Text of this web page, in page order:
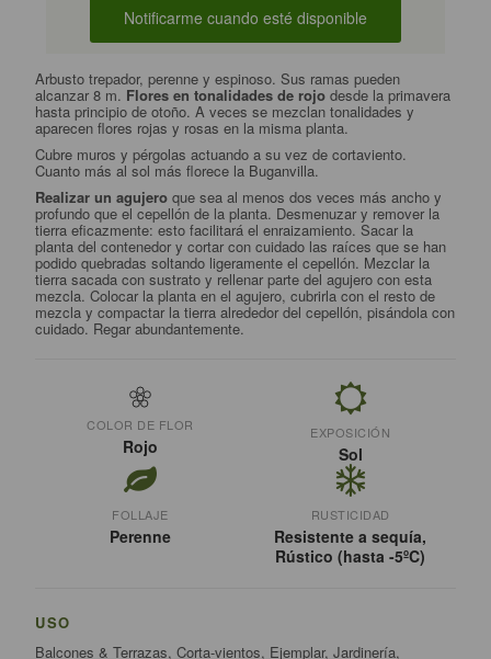
Arbusto trepador, perenne y espinoso. Sus ramas pueden
alcanzar 8 m. Flores en tonalidades de rojo desde la primavera
hasta principio de otoño. A veces se mezclan tonalidades y
aparecen flores rojas y rosas en la misma planta.
Cubre muros y pérgolas actuando a su vez de cortaviento.
Cuanto más al sol más florece la Buganvilla.
Realizar un agujero que sea al menos dos veces más ancho y
profundo que el cepellón de la planta. Desmenuzar y remover la
tierra eficazmente: esto facilitará el enraizamiento. Sacar la
planta del contenedor y cortar con cuidado las raíces que se han
podido quebradas soltando ligeramente el cepellón. Mezclar la
tierra sacada con sustrato y rellenar parte del agujero con esta
mezcla. Colocar la planta en el agujero, cubrirla con el resto de
mezcla y compactar la tierra alrededor del cepellón, pisándola con
cuidado. Regar abundantemente.
COLOR DE FLOR
Rojo
EXPOSICIÓN
Sol
FOLLAJE
Perenne
RUSTICIDAD
Resistente a sequía,
Rústico (hasta -5ºC)
USO
Balcones & Terrazas, Corta-vientos, Ejemplar, Jardinería,